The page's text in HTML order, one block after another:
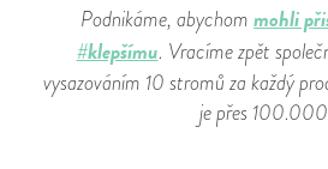
Podnikáme, abychom mohli
#klepšímu. Vracíme zpět
vysazováním 10 stromů za každý
je přes